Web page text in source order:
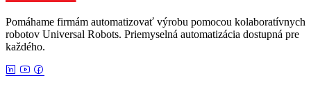
Pomáhame firmám automatizovať výrobu pomocou kolaboratívnych
robotov Universal Robots. Priemyselná automatizácia dostupná pre
každého.